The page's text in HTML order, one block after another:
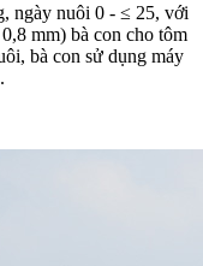
ngày nuôi 0 - ≤ 25, với
mm) bà con cho tôm
bà con sử dụng máy